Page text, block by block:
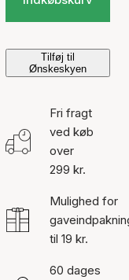
Tilføj til
Ønskeskyen
Fri fragt
ved køb
over
299 kr.
Mulighed for
til 19 kr.
60 dages